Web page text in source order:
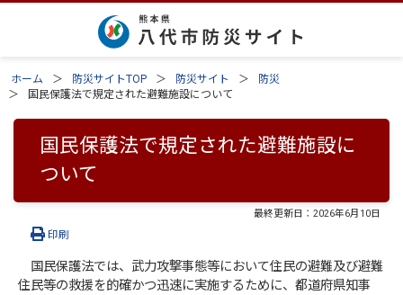
ホーム 防災サイトTOP 防災サイト
防災
国民保護法で規定された避難施設について
国民保護法で規定された避難施設に
ついて
最終更新日： 2026年6月10日
印刷
国民保護法では、武力攻撃事態等において住民の避難及び避難
住民等の救援を的確かつ迅速に実施するために、都道府県知事